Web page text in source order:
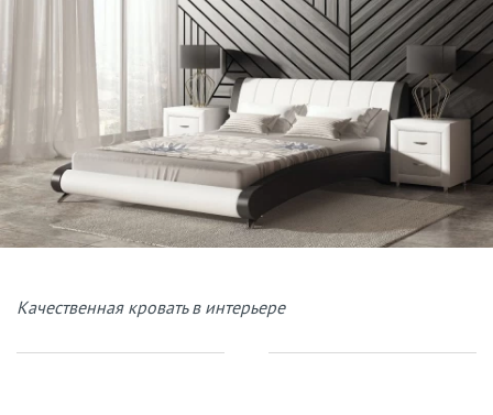
Качественная кровать в интерьере